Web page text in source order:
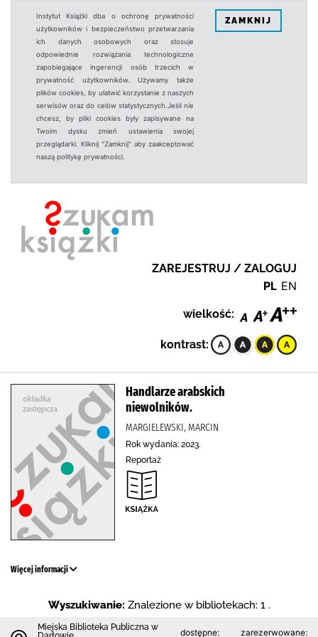
Instytut Książki dba o ochronę prywatności
użytkowników i bezpieczeństwo przetwarzania
ich danych osobowych oraz stosuje
odpowiednie rozwiązania technologiczne
zapobiegające ingerencji osób trzecich w
prywatność użytkowników. Używamy także
plików cookies, by ułatwić korzystanie z naszych
serwisów oraz do celów statystycznych.Jeśli nie
chcesz, by pliki cookies były zapisywane na
Twoim dysku zmień ustawienia swojej
przeglądarki. Kliknij "Zamknij" aby zaakceptować
naszą politykę prywatności.
ZAMKNIJ
ZAREJESTRUJ / ZALOGUJ
PL EN
wielkość:
kontrast:
Handlarze arabskich
niewolników.
MARGIELEWSKI, MARCIN
Rok wydania: 2023.
Reportaż
Więcej informacji
Wyszukiwanie: Znalezione w bibliotekach: 1 .
Miejska Biblioteka Publiczna w
dostępne: zarezerwowane: